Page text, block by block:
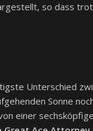
so dass
Unterschied
Sonne
einer